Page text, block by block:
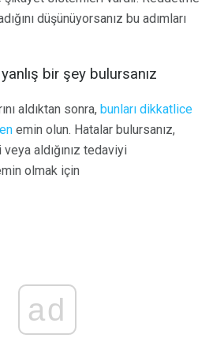
düşünüyorsanız bu adımları
yanlış bir şey bulursanız
aldıktan sonra, bunları dikkatlice
emin olun. Hatalar bulursanız,
aldığınız tedaviyi
olmak için
ad